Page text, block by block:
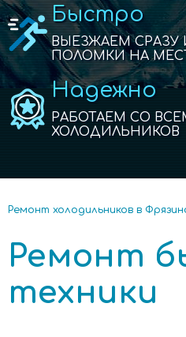
Быстро
ВЫЕЗЖАЕМ СРАЗУ
ПОЛОМКИ НА
Надежно
РАБОТАЕМ СО
ХОЛОДИЛЬНИКОВ
Ремонт холодильников в
Ремонт
техники